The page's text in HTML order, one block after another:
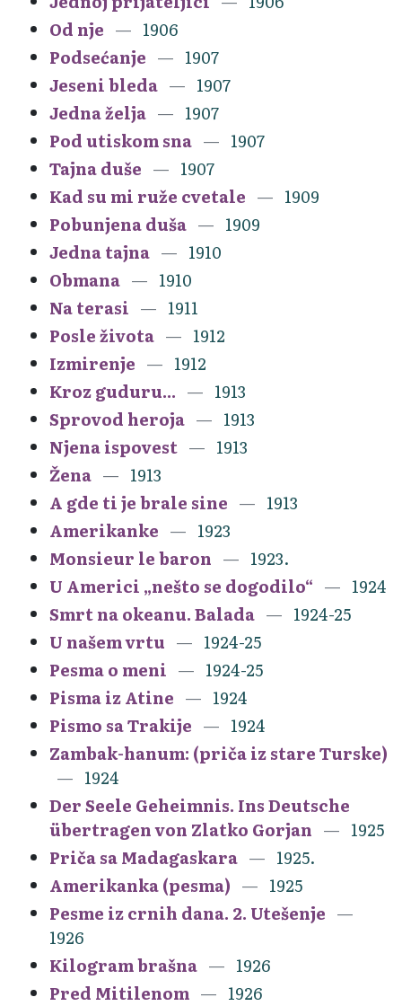
Od nje
1906
Podsećanje
1907
Jeseni bleda
1907
Jedna želja
1907
Pod utiskom sna
1907
Tajna duše
1907
Kad su mi ruže cvetale
1909
Pobunjena duša
1909
Jedna tajna
1910
Obmana
1910
Na terasi
1911
Posle života
1912
Izmirenje
1912
Kroz guduru...
1913
Sprovod heroja
1913
Njena ispovest
1913
Žena
1913
A gde ti je brale sine
1913
Amerikanke
1923
Monsieur le baron
1923.
U Americi „nešto se dogodilo“
1924
Smrt na okeanu. Balada
1924-25
U našem vrtu
1924-25
Pesma o meni
1924-25
Pisma iz Atine
1924
Pismo sa Trakije
1924
Zambak-hanum: (priča iz stare Turske)
1924
Der Seele Geheimnis. Ins Deutsche
übertragen von Zlatko Gorjan
1925
Priča sa Madagaskara
1925.
Amerikanka (pesma)
1925
Pesme iz crnih dana. 2. Utešenje
1926
Kilogram brašna
1926
Pred Mitilenom
1926